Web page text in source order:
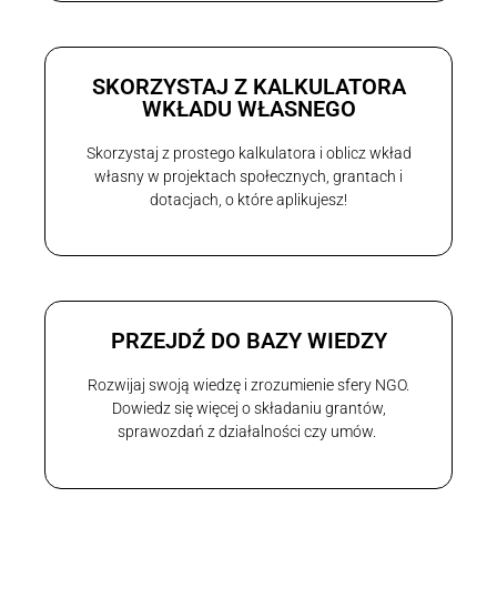
SKORZYSTAJ Z KALKULATORA
WKŁADU WŁASNEGO
Skorzystaj z prostego kalkulatora i oblicz wkład
własny w projektach społecznych, grantach i
dotacjach, o które aplikujesz!
PRZEJDŹ DO BAZY WIEDZY
Rozwijaj swoją wiedzę i zrozumienie sfery NGO.
Dowiedz się więcej o składaniu grantów,
sprawozdań z działalności czy umów.